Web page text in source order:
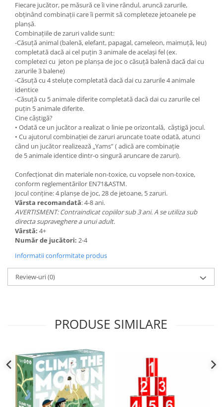
Fiecare jucător, pe măsură ce îi vine rândul, aruncă zarurile,
obținând combinații care îi permit să completeze jetoanele pe
planșă.
Combinațiile de zaruri valide sunt:
-Căsuță animal (balenă, elefant, papagal, cameleon, maimuță, leu)
completată dacă ai cel puțin 3 animale de același fel (ex.
completezi cu jeton pe planșa de joc o căsuță balenă dacă dai cu
zarurile 3 balene)
-Căsuță cu 4 steluțe completată dacă dai cu zarurile 4 animale
identice
-Căsuță cu 5 animale diferite completată dacă dai cu zarurile cel
puțin 5 animale diferite.
Cine câștigă?
• Odată ce un jucător a realizat o linie pe orizontală, câștigă jocul.
• Cu ajutorul combinației de zaruri aruncate toate odată, atunci
când un jucător realizează „Yams” ( adică are combinație
de 5 animale identice dintr-o singură aruncare de zaruri).
Confecționat din materiale non-toxice, cu vopsele non-toxice,
conform reglementărilor EN71&ASTM.
Jocul conţine: 4 planșe de joc, 28 de jetoane, 5 zaruri.
Vârsta recomandată: 4-8 ani.
AVERTISMENT: Contraindicat copiilor sub 3 ani. A se utiliza sub
directa supraveghere a unui adult.
Vârstă: 4+
Număr de jucători: 2-4
Informatii conformitate produs
Review-uri(0)
PRODUSE SIMILARE